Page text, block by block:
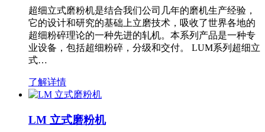
超细立式磨粉机是结合我们公司几年的磨机生产经验，
它的设计和研究的基础上立磨技术，吸收了世界各地的
超细粉碎理论的一种先进的轧机。本系列产品是一种专
业设备，包括超细粉碎，分级和交付。 LUM系列超细立
式…
了解详情
LM 立式磨粉机